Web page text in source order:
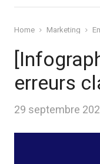
Home Marketing
erreurs
29 septembre